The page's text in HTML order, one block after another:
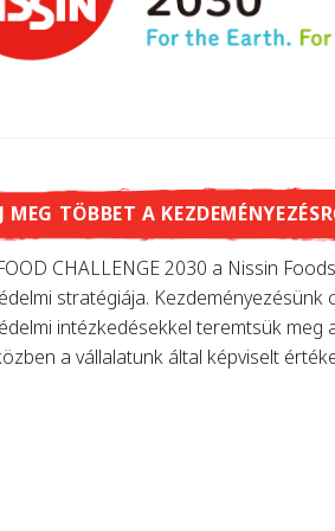
Challenge
CHALLENGE 2030 a Nissin
stratégiája. Kezdeményezésünk
intézkedésekkel teremtsük meg
a vállalatunk által képviselt
MEG TÖBBET A
hogy...
Ando találta fel az instant tésztát?
ráment, forradalmasítva ezzel korunk